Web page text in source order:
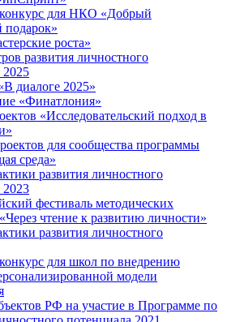
для НКО «Добрый
подарок»
роста»
развития личностного
2025
диалоге 2025»
«Финатлония»
«Исследовательский подход в
для сообщества программы
среда»
развития личностного
2023
фестиваль методических
чтение к развитию личности»
развития личностного
для школ по внедрению
модели
РФ на участие в Программе по